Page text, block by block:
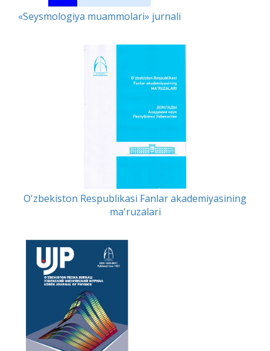
«Seysmologiya muammolari» jurnali
O'zbekiston Respublikasi Fanlar akademiyasining
ma'ruzalari